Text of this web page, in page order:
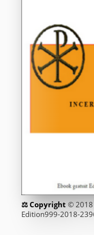
© 2018
Edition999-2018-